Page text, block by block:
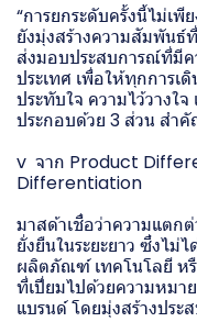
“การยกระดับครั้งนี้ไม่เ
ยังมุ่งสร้างความสัมพันธ์
ส่งมอบประสบการณ์ที่มีค
ประเทศ เพื่อให้ทุกการเ
ประทับใจ ความไว้วาง
ประกอบด้วย 3 ส่วน สำ
v จาก Product
Differentiation
มาสด้าเชื่อว่าความแตก
ยั่งยืนในระยะยาว ซึ่งไม่
ผลิตภัณฑ์ เทคโนโลยี ห
ที่เปี่ยมไปด้วยความหมา
แบรนด์ โดยมุ่งสร้างปร